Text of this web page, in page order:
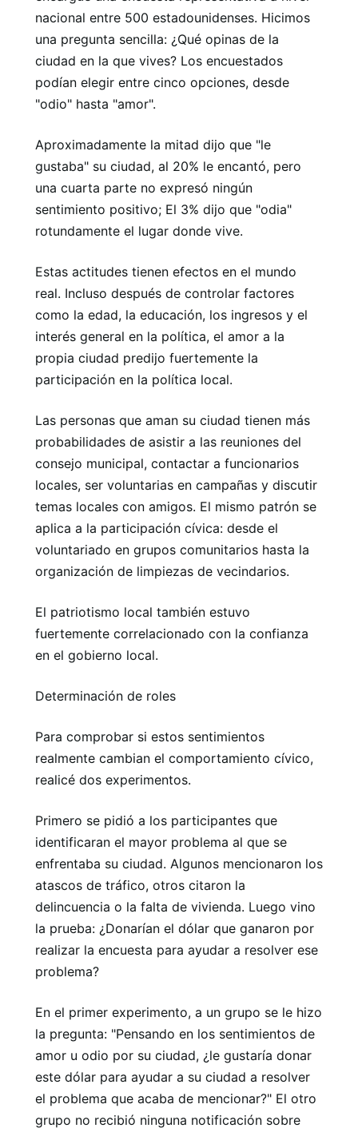
nacional entre 500 estadounidenses. Hicimos
una pregunta sencilla: ¿Qué opinas de la
ciudad en la que vives? Los encuestados
podían elegir entre cinco opciones, desde
"odio" hasta "amor".
Aproximadamente la mitad dijo que "le
gustaba" su ciudad, al 20% le encantó, pero
una cuarta parte no expresó ningún
sentimiento positivo; El 3% dijo que "odia"
rotundamente el lugar donde vive.
Estas actitudes tienen efectos en el mundo
real. Incluso después de controlar factores
como la edad, la educación, los ingresos y el
interés general en la política, el amor a la
propia ciudad predijo fuertemente la
participación en la política local.
Las personas que aman su ciudad tienen más
probabilidades de asistir a las reuniones del
consejo municipal, contactar a funcionarios
locales, ser voluntarias en campañas y discutir
temas locales con amigos. El mismo patrón se
aplica a la participación cívica: desde el
voluntariado en grupos comunitarios hasta la
organización de limpiezas de vecindarios.
El patriotismo local también estuvo
fuertemente correlacionado con la confianza
en el gobierno local.
Determinación de roles
Para comprobar si estos sentimientos
realmente cambian el comportamiento cívico,
realicé dos experimentos.
Primero se pidió a los participantes que
identificaran el mayor problema al que se
enfrentaba su ciudad. Algunos mencionaron los
atascos de tráfico, otros citaron la
delincuencia o la falta de vivienda. Luego vino
la prueba: ¿Donarían el dólar que ganaron por
realizar la encuesta para ayudar a resolver ese
problema?
En el primer experimento, a un grupo se le hizo
la pregunta: "Pensando en los sentimientos de
amor u odio por su ciudad, ¿le gustaría donar
este dólar para ayudar a su ciudad a resolver
el problema que acaba de mencionar?" El otro
grupo no recibió ninguna notificación sobre